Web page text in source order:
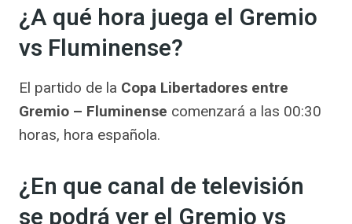
¿A qué hora juega el Gremio
vs Fluminense?
El partido de la Copa Libertadores entre
Gremio – Fluminense comenzará a las 00:30
horas, hora española.
¿En que canal de televisión